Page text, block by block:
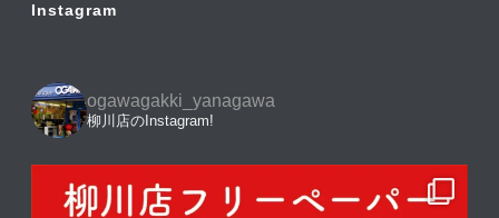
Instagram
ogawagakki_yanagawa
柳川店のInstagram!